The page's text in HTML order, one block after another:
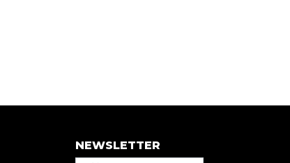
NEWSLETTER